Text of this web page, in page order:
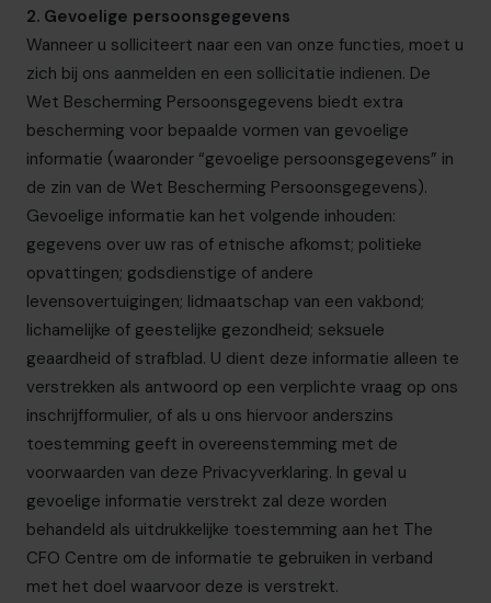
2. Gevoelige persoonsgegevens
Wanneer u solliciteert naar een van onze functies, moet u
zich bij ons aanmelden en een sollicitatie indienen. De
Wet Bescherming Persoonsgegevens biedt extra
bescherming voor bepaalde vormen van gevoelige
informatie (waaronder “gevoelige persoonsgegevens” in
de zin van de Wet Bescherming Persoonsgegevens).
Gevoelige informatie kan het volgende inhouden:
gegevens over uw ras of etnische afkomst; politieke
opvattingen; godsdienstige of andere
levensovertuigingen; lidmaatschap van een vakbond;
lichamelijke of geestelijke gezondheid; seksuele
geaardheid of strafblad. U dient deze informatie alleen te
verstrekken als antwoord op een verplichte vraag op ons
inschrijfformulier, of als u ons hiervoor anderszins
toestemming geeft in overeenstemming met de
voorwaarden van deze Privacyverklaring. In geval u
gevoelige informatie verstrekt zal deze worden
behandeld als uitdrukkelijke toestemming aan het The
CFO Centre om de informatie te gebruiken in verband
met het doel waarvoor deze is verstrekt.